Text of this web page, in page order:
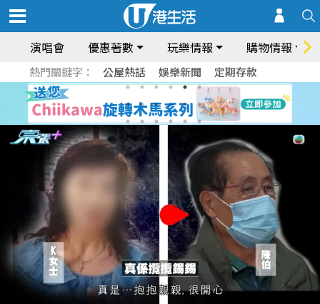
演唱會 優惠著數 玩樂情報 購物情報
熱門關鍵字： 公屋熱話 娛樂新聞 定期存款